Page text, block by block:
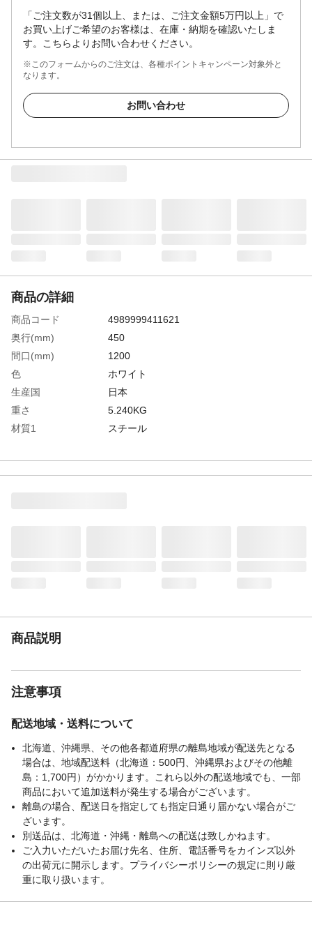
「ご注文数が31個以上、または、ご注文金額5万円以上」で
お買い上げご希望のお客様は、在庫・納期を確認いたしま
す。こちらよりお問い合わせください。
※このフォームからのご注文は、各種ポイントキャンペーン対象外と
なります。
お問い合わせ
商品の詳細
商品コード
4989999411621
奥行(mm)
450
間口(mm)
1200
色
ホワイト
生産国
日本
重さ
5.240KG
材質1
スチール
商品説明
注意事項
配送地域・送料について
北海道、沖縄県、その他各都道府県の離島地域が配送先となる
場合は、地域配送料（北海道：500円、沖縄県およびその他離
島：1,700円）がかかります。これら以外の配送地域でも、一部
商品において追加送料が発生する場合がございます。
離島の場合、配送日を指定しても指定日通り届かない場合がご
ざいます。
別送品は、北海道・沖縄・離島への配送は致しかねます。
ご入力いただいたお届け先名、住所、電話番号をカインズ以外
の出荷元に開示します。プライバシーポリシーの規定に則り厳
重に取り扱います。